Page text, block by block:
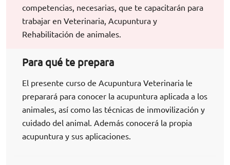
competencias, necesarias, que te capacitarán para
trabajar en Veterinaria, Acupuntura y
Rehabilitación de animales.
Para qué te prepara
El presente curso de Acupuntura Veterinaria le
preparará para conocer la acupuntura aplicada a los
animales, así como las técnicas de inmovilización y
cuidado del animal. Además conocerá la propia
acupuntura y sus aplicaciones.